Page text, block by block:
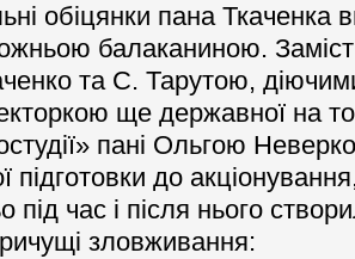
обіцянки пана Ткаченка
балаканиною. Замість
та С. Тарутою,
ще державної на
пані Ольгою
підготовки до
під час і після нього
зловживання: